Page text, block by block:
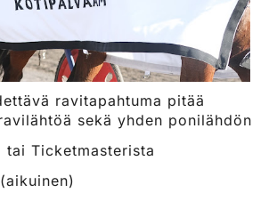
ravitapahtuma pitää
sekä yhden ponilähdön
Ticketmasterista